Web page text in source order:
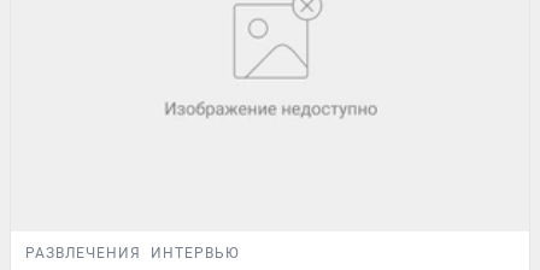
РАЗВЛЕЧЕНИЯ ИНТЕРВЬЮ